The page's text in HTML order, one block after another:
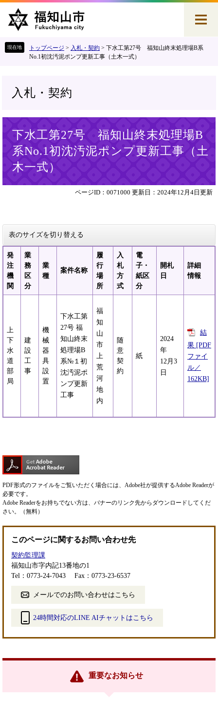
へ
トップページ > 入札・契約 > 下水工第27号 福知山終末処理場B系
No.1初沈汚泥ポンプ更新工事（土木一式）
入札・契約
下水工第27号 福知山終末処理場B
系No.1初沈汚泥ポンプ更新工事（土
木一式）
ページID：0071000 更新日：2024年12月4日更新
表のサイズを切り替える
発
注
機
関
業
務
区
分
業
種
案件名称
履
行
場
所
入
札
方
式
電
子・
紙区
分
開札
日
詳細
情報
上
下
水
道
部
局
建
設
工
事
機
械
器
具
設
置
下水工第
27号 福
知山終末
処理場B
系№１初
沈汚泥ポ
ンプ更新
工事
福
知
山
市
上
荒
河
地
内
随
意
契
約
紙
2024
年
12月3
日
結
果 [PDF
ファイ
ル／
162KB]
PDF形式のファイルをご覧いただく場合には、Adobe社が提供するAdobe Readerが
必要です。
Adobe Readerをお持ちでない方は、バナーのリンク先からダウンロードしてくだ
さい。（無料）
このページに関するお問い合わせ先
契約監理課
福知山市字内記13番地の1
Tel：0773-24-7043
Fax：0773-23-6537
メールでのお問い合わせはこちら
24時間対応のLINE AIチャットはこちら
リ
重要なお知らせ